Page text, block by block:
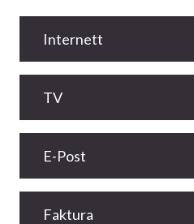
Internett
TV
E-Post
Faktura